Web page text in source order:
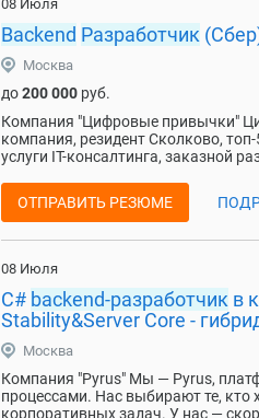
08 Июля
Backend Разработчик
Москва
до200 000 руб.
Компания "Цифровые привычки"
компания, резидент Сколково,
услуги IT-консалтинга, заказной
ОТПРАВИТЬ РЕЗЮМЕ
08 Июля
C# backend-разработчик в
Stability&Server Core -
Москва
Компания "Pyrus" Мы — Pyrus,
процессами. Нас выбирают те, кто
корпоративных задач. У нас —